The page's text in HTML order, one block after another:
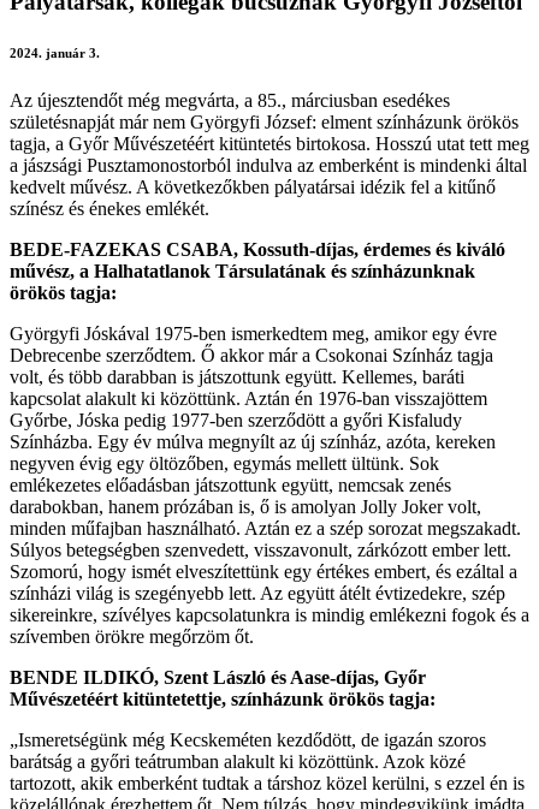
2024. január 3.
Az újesztendőt még megvárta, a 85., márciusban esedékes
születésnapját már nem Györgyfi József: elment színházunk örökös
tagja, a Győr Művészetéért kitüntetés birtokosa. Hosszú utat tett meg
a jászsági Pusztamonostorból indulva az emberként is mindenki által
kedvelt művész. A következőkben pályatársai idézik fel a kitűnő
színész és énekes emlékét.
BEDE-FAZEKAS CSABA, Kossuth-díjas, érdemes és kiváló
művész, a Halhatatlanok Társulatának és színházunknak
örökös tagja:
Györgyfi Jóskával 1975-ben ismerkedtem meg, amikor egy évre
Debrecenbe szerződtem. Ő akkor már a Csokonai Színház tagja
volt, és több darabban is játszottunk együtt. Kellemes, baráti
kapcsolat alakult ki közöttünk. Aztán én 1976-ban visszajöttem
Győrbe, Jóska pedig 1977-ben szerződött a győri Kisfaludy
Színházba. Egy év múlva megnyílt az új színház, azóta, kereken
negyven évig egy öltözőben, egymás mellett ültünk. Sok
emlékezetes előadásban játszottunk együtt, nemcsak zenés
darabokban, hanem prózában is, ő is amolyan Jolly Joker volt,
minden műfajban használható. Aztán ez a szép sorozat megszakadt.
Súlyos betegségben szenvedett, visszavonult, zárkózott ember lett.
Szomorú, hogy ismét elveszítettünk egy értékes embert, és ezáltal a
színházi világ is szegényebb lett. Az együtt átélt évtizedekre, szép
sikereinkre, szívélyes kapcsolatunkra is mindig emlékezni fogok és a
szívemben örökre megőrzöm őt.
BENDE ILDIKÓ, Szent László és Aase-díjas, Győr
Művészetéért kitüntetettje, színházunk örökös tagja:
„Ismeretségünk még Kecskeméten kezdődött, de igazán szoros
barátság a győri teátrumban alakult ki közöttünk. Azok közé
tartozott, akik emberként tudtak a társhoz közel kerülni, s ezzel én is
közelállónak érezhettem őt. Nem túlzás, hogy mindegyikünk imádta